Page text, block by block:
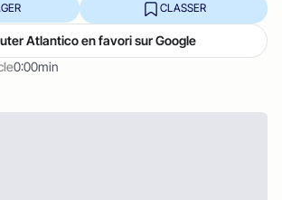
0:00min
CLASSER
Atlantico en favori sur Google